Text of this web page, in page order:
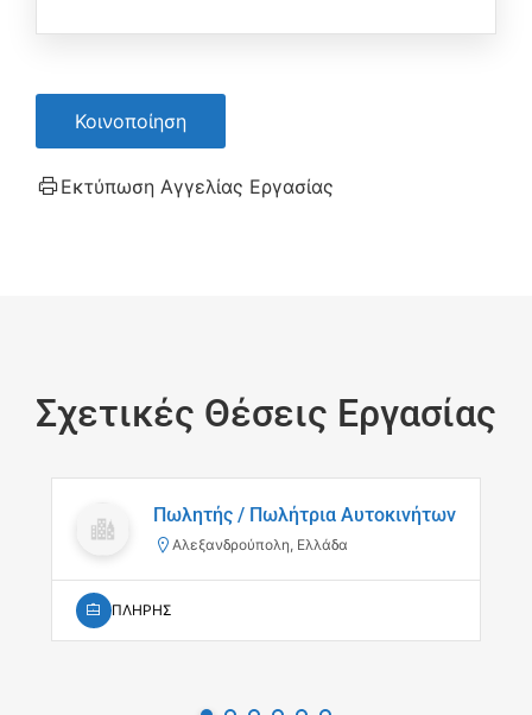
Κοινοποίηση
Εκτύπωση Αγγελίας Εργασίας
Σχετικές Θέσεις Εργασίας
Πωλητής / Πωλήτρια Αυτοκινήτων
Αλεξανδρούπολη, Ελλάδα
ΠΛΗΡΗΣ